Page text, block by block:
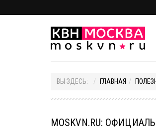
ВЫ ЗДЕСЬ: ГЛАВНАЯ
MOSKVN.RU: